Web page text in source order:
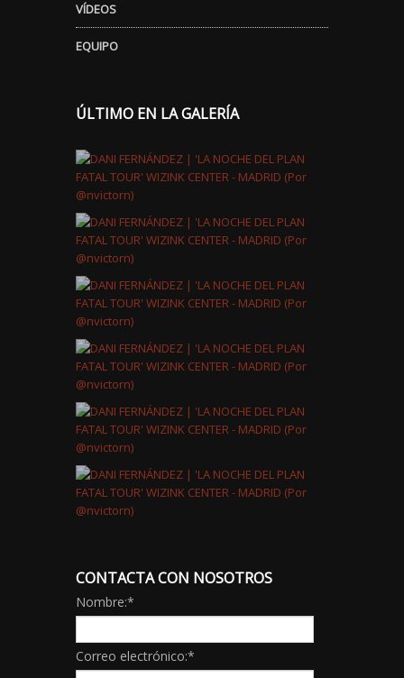
VÍDEOS
EQUIPO
ÚLTIMO EN LA GALERÍA
CONTACTA CON NOSOTROS
Nombre:*
Correo electrónico:*